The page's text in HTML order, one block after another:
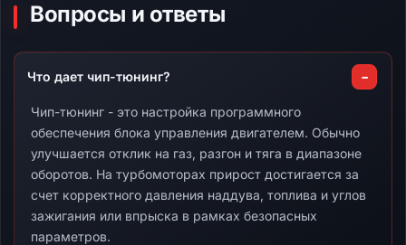
Вопросы и ответы
Что дает чип-тюнинг?
Чип-тюнинг - это настройка программного
обеспечения блока управления двигателем. Обычно
улучшается отклик на газ, разгон и тяга в диапазоне
оборотов. На турбомоторах прирост достигается за
счет корректного давления наддува, топлива и углов
зажигания или впрыска в рамках безопасных
параметров.